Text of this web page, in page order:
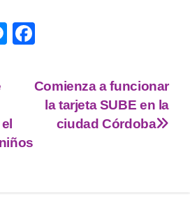
M
n
g
c
e
Comienza a funcionar
la tarjeta SUBE en la
ciudad Córdoba